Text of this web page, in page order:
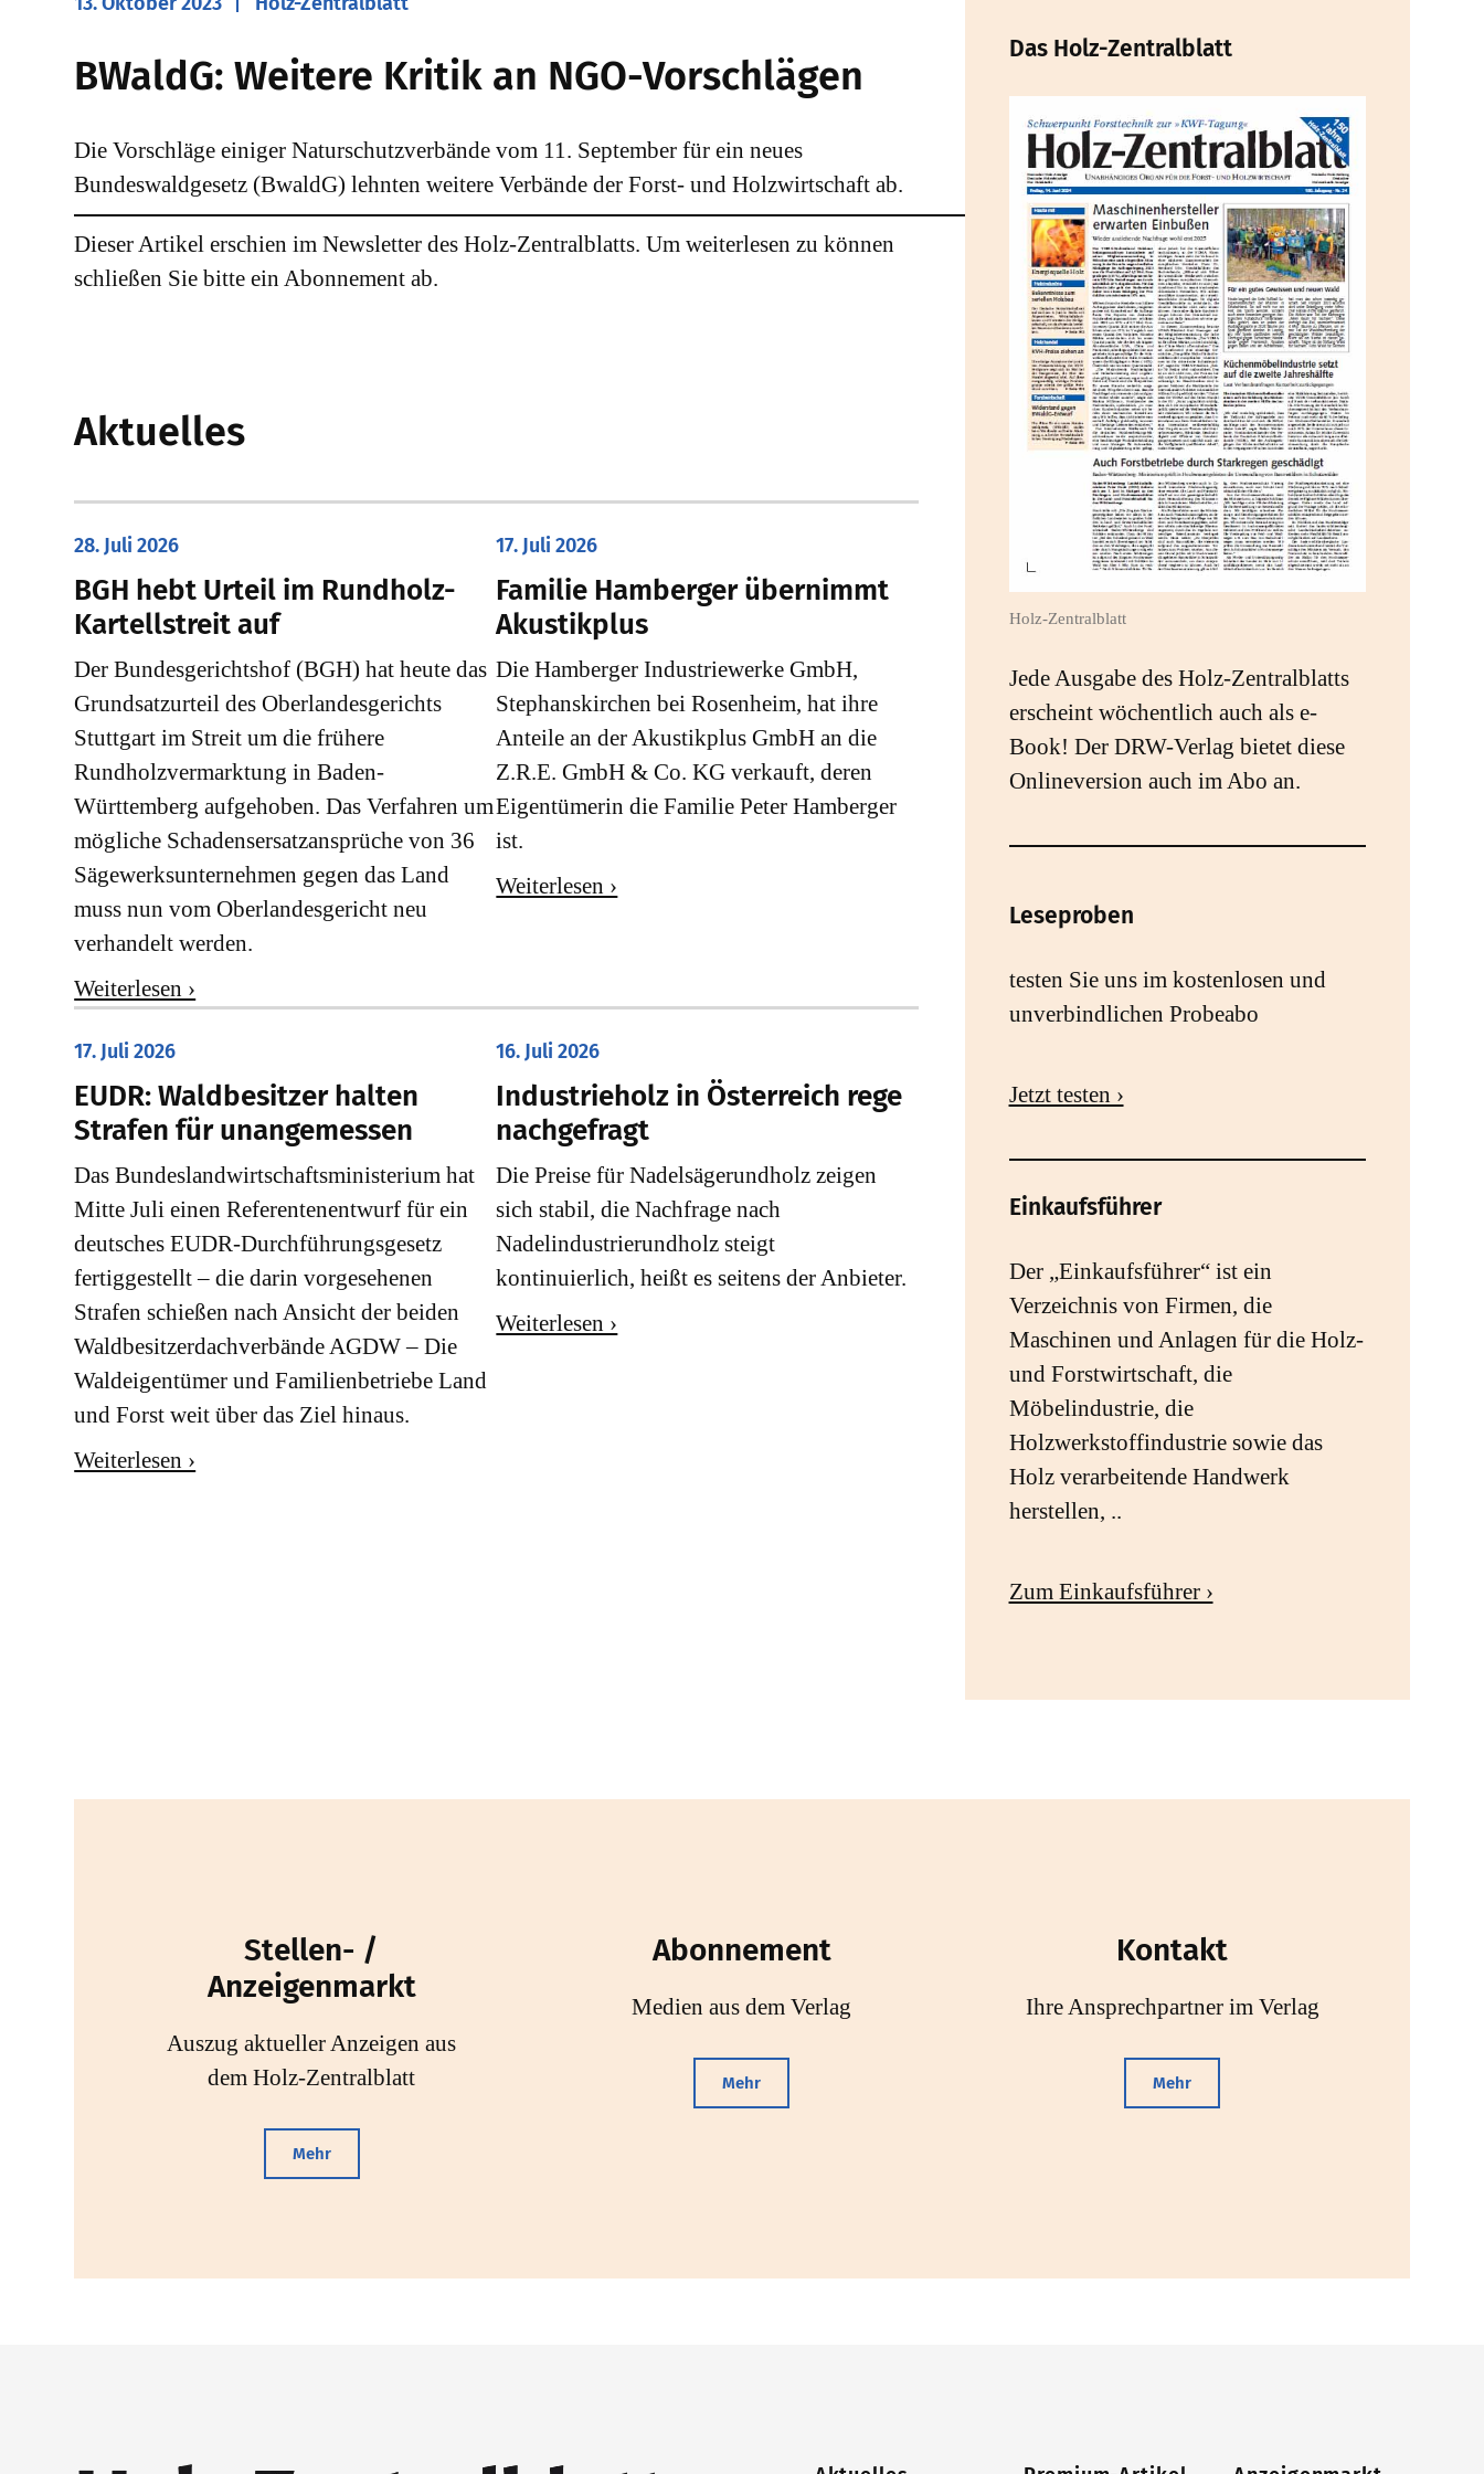
BWaldG: Weitere Kritik an NGO-Vorschlägen
Die Vorschläge einiger Naturschutzverbände vom 11. September für ein neues
Bundeswaldgesetz (BwaldG) lehnten weitere Verbände der Forst- und Holzwirtschaft ab.
Dieser Artikel erschien im Newsletter des Holz-Zentralblatts. Um weiterlesen zu können
schließen Sie bitte ein Abonnement ab.
Aktuelles
28. Juli 2026
​BGH hebt Urteil im Rundholz-
Kartellstreit auf
Der Bundesgerichtshof (BGH) hat heute das
Grundsatzurteil des Oberlandesgerichts
Stuttgart im Streit um die frühere
Rundholzvermarktung in Baden-
Württemberg aufgehoben. Das Verfahren um
mögliche Schadensersatzansprüche von 36
Sägewerksunternehmen gegen das Land
muss nun vom Oberlandesgericht neu
verhandelt werden.
Weiterlesen ›
17. Juli 2026
Familie Hamberger übernimmt
Akustikplus
Die Hamberger Industriewerke GmbH,
Stephanskirchen bei Rosenheim, hat ihre
Anteile an der Akustikplus GmbH an die
Z.R.E. GmbH & Co. KG verkauft, deren
Eigentümerin die Familie Peter Hamberger
ist.
Weiterlesen ›
17. Juli 2026
EUDR: Waldbesitzer halten
Strafen für unangemessen
Das Bundeslandwirtschaftsministerium hat
Mitte Juli einen Referentenentwurf für ein
deutsches EUDR-Durchführungsgesetz
fertiggestellt – die darin vorgesehenen
Strafen schießen nach Ansicht der beiden
Waldbesitzerdachverbände AGDW – Die
Waldeigentümer und Familienbetriebe Land
und Forst weit über das Ziel hinaus.
Weiterlesen ›
16. Juli 2026
Industrieholz in Österreich rege
nachgefragt
Die Preise für Nadelsägerundholz zeigen
sich stabil, die Nachfrage nach
Nadelindustrierundholz steigt
kontinuierlich, heißt es seitens der Anbieter.
Weiterlesen ›
Das Holz-Zentralblatt
Holz-Zentralblatt
Jede Ausgabe des Holz-Zentralblatts
erscheint wöchentlich auch als e-
Book! Der DRW-Verlag bietet diese
Onlineversion auch im Abo an.
Leseproben
testen Sie uns im kostenlosen und
unverbindlichen Probeabo
Jetzt testen ›
Einkaufsführer
Der „Einkaufsführer“ ist ein
Verzeichnis von Firmen, die
Maschinen und Anlagen für die Holz-
und Forstwirtschaft, die
Möbelindustrie, die
Holzwerkstoffindustrie sowie das
Holz verarbeitende Handwerk
herstellen, ..
Zum Einkaufsführer ›
Stellen- /
Anzeigenmarkt
Auszug aktueller Anzeigen aus
dem Holz-Zentralblatt
Mehr
Abonnement
Medien aus dem Verlag
Mehr
Kontakt
Ihre Ansprechpartner im Verlag
Mehr